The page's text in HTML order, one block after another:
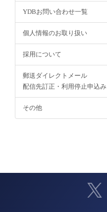
YDBお問い合わせ一覧
個人情報のお取り扱い
採用について
郵送ダイレクトメール
配信先訂正・利用停止申込み
その他